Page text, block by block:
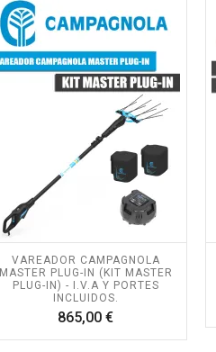
VAREADOR CAMPAGNOLA
MASTER PLUG-IN (KIT MASTER
PLUG-IN) - I.V.A Y PORTES
INCLUIDOS.
865,00 €Precio